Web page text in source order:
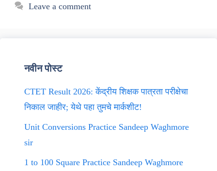
Leave a comment
नवीन पोस्ट
CTET Result 2026: केंद्रीय शिक्षक पात्रता परीक्षेचा
निकाल जाहीर; येथे पहा तुमचे मार्कशीट!
Unit Conversions Practice Sandeep Waghmore
sir
1 to 100 Square Practice Sandeep Waghmore